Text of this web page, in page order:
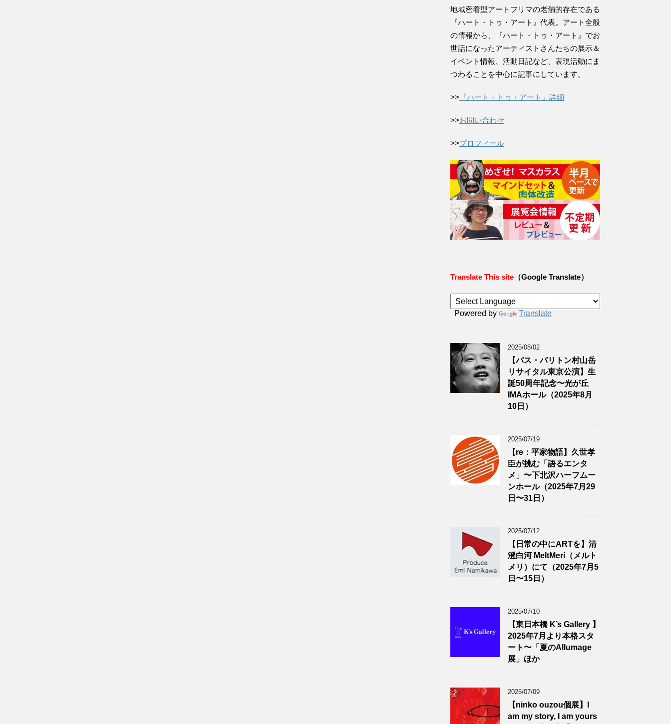
地域密着型アートフリマの老舗的存在である
『ハート・トゥ・アート』代表。アート全般
の情報から、『ハート・トゥ・アート』でお
世話になったアーティストさんたちの展示＆
イベント情報、活動日記など、表現活動にま
つわることを中心に記事にしています。
>> 『ハート・トゥ・アート』詳細
>>お問い合わせ
>>プロフィール
Translate This site （Google Translate）
Powered by Translate
2025/08/02
【バス・バリトン村山岳
リサイタル東京公演】生
誕50周年記念〜光が丘
IMAホール（2025年8月
10日）
2025/07/19
【re：平家物語】久世孝
臣が挑む「語るエンタ
メ」〜下北沢ハーフムー
ンホール（2025年7月29
日〜31日）
2025/07/12
【日常の中にARTを】清
澄白河 MeltMeri（メルト
メリ）にて（2025年7月5
日〜15日）
2025/07/10
【東日本橋 K’s Gallery 】
2025年7月より本格スタ
ート〜「夏のAllumage
展」ほか
2025/07/09
【ninko ouzou個展】I
am my story, I am yours